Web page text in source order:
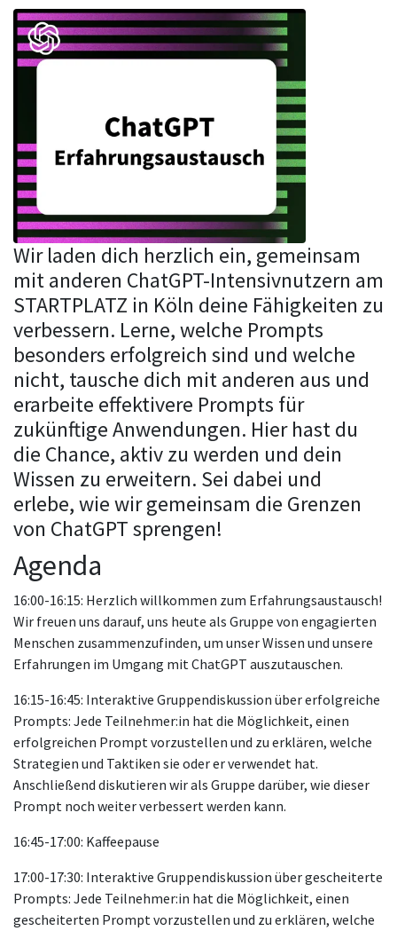
Wir laden dich herzlich ein, gemeinsam
mit anderen ChatGPT-Intensivnutzern am
STARTPLATZ in Köln deine Fähigkeiten zu
verbessern. Lerne, welche Prompts
besonders erfolgreich sind und welche
nicht, tausche dich mit anderen aus und
erarbeite effektivere Prompts für
zukünftige Anwendungen. Hier hast du
die Chance, aktiv zu werden und dein
Wissen zu erweitern. Sei dabei und
erlebe, wie wir gemeinsam die Grenzen
von ChatGPT sprengen!
Agenda
16:00-16:15: Herzlich willkommen zum Erfahrungsaustausch!
Wir freuen uns darauf, uns heute als Gruppe von engagierten
Menschen zusammenzufinden, um unser Wissen und unsere
Erfahrungen im Umgang mit ChatGPT auszutauschen.
16:15-16:45: Interaktive Gruppendiskussion über erfolgreiche
Prompts: Jede Teilnehmer:in hat die Möglichkeit, einen
erfolgreichen Prompt vorzustellen und zu erklären, welche
Strategien und Taktiken sie oder er verwendet hat.
Anschließend diskutieren wir als Gruppe darüber, wie dieser
Prompt noch weiter verbessert werden kann.
16:45-17:00: Kaffeepause
17:00-17:30: Interaktive Gruppendiskussion über gescheiterte
Prompts: Jede Teilnehmer:in hat die Möglichkeit, einen
gescheiterten Prompt vorzustellen und zu erklären, welche